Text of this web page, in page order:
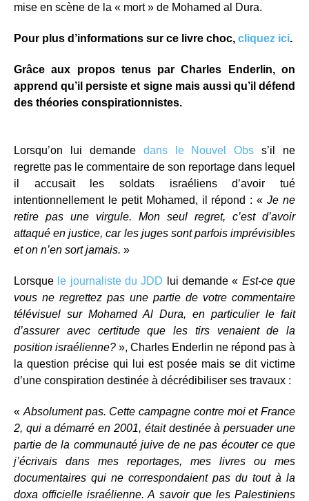
mise en scène de la « mort » de Mohamed al Dura.
Pour plus d’informations sur ce livre choc, cliquez ici.
Grâce aux propos tenus par Charles Enderlin, on
apprend qu’il persiste et signe mais aussi qu’il défend
des théories conspirationnistes.
Lorsqu’on lui demande dans le Nouvel Obs s’il ne
regrette pas le commentaire de son reportage dans lequel
il accusait les soldats israéliens d’avoir tué
intentionnellement le petit Mohamed, il répond : «Je ne
retire pas une virgule. Mon seul regret, c’est d’avoir
attaqué en justice, car les juges sont parfois imprévisibles
et on n’en sort jamais. »
Lorsque le journaliste du JDD lui demande « Est-ce que
vous ne regrettez pas une partie de votre commentaire
télévisuel sur Mohamed Al Dura, en particulier le fait
d’assurer avec certitude que les tirs venaient de la
position israélienne? », Charles Enderlin ne répond pas à
la question précise qui lui est posée mais se dit victime
d’une conspiration destinée à décrédibiliser ses travaux :
« Absolument pas. Cette campagne contre moi et France
2, qui a démarré en 2001, était destinée à persuader une
partie de la communauté juive de ne pas écouter ce que
j’écrivais dans mes reportages, mes livres ou mes
documentaires qui ne correspondaient pas du tout à la
doxa officielle israélienne. A savoir que les Palestiniens